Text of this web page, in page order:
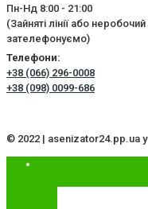
Пн-Нд 8:00 - 21:00
(Зайняті лінії або
зателефонуємо)
Телефони:
+38 (066) 296-0008
+38 (098) 0099-686
© 2022 | asenizator24.pp.ua